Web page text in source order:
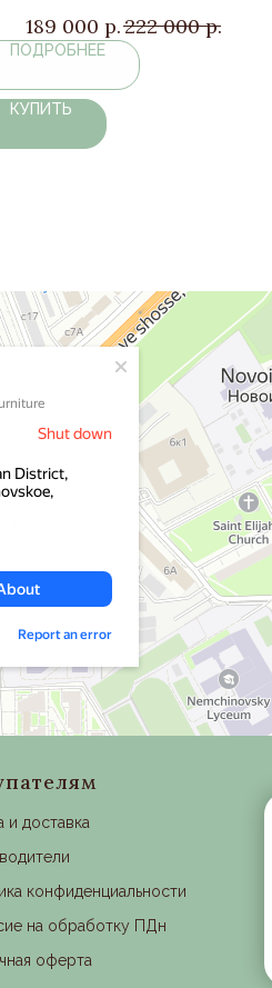
189 000 р.222 000 р.
ПОДРОБНЕЕ
КУПИТЬ
и доставка
конфиденциальности
на обработку ПДн
оферта